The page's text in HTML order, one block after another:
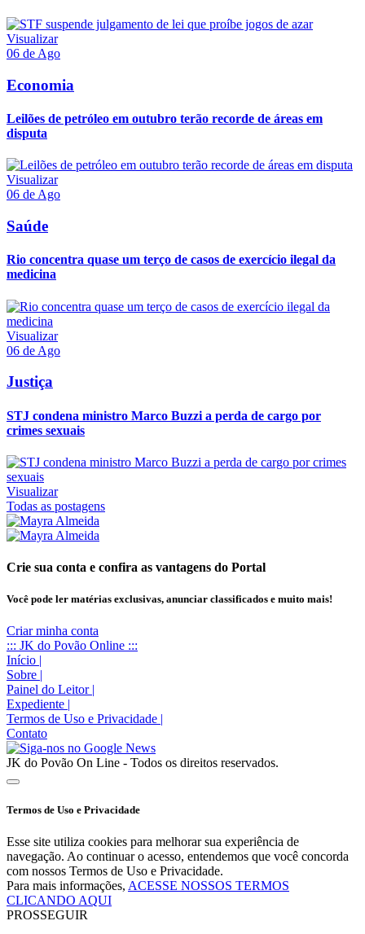
Visualizar
06 de Ago
Economia
Leilões de petróleo em outubro terão recorde de áreas em
disputa
Visualizar
06 de Ago
Saúde
Rio concentra quase um terço de casos de exercício ilegal da
medicina
Visualizar
06 de Ago
Justiça
STJ condena ministro Marco Buzzi a perda de cargo por
crimes sexuais
Visualizar
Todas as postagens
Crie sua conta e confira as vantagens do Portal
Você pode ler matérias exclusivas, anunciar classificados e muito mais!
Criar minha conta
::: JK do Povão Online :::
Início |
Sobre |
Painel do Leitor |
Expediente |
Termos de Uso e Privacidade |
Contato
JK do Povão On Line - Todos os direitos reservados.
Termos de Uso e Privacidade
Esse site utiliza cookies para melhorar sua experiência de
navegação. Ao continuar o acesso, entendemos que você concorda
com nossos Termos de Uso e Privacidade.
Para mais informações, ACESSE NOSSOS TERMOS
CLICANDO AQUI
PROSSEGUIR